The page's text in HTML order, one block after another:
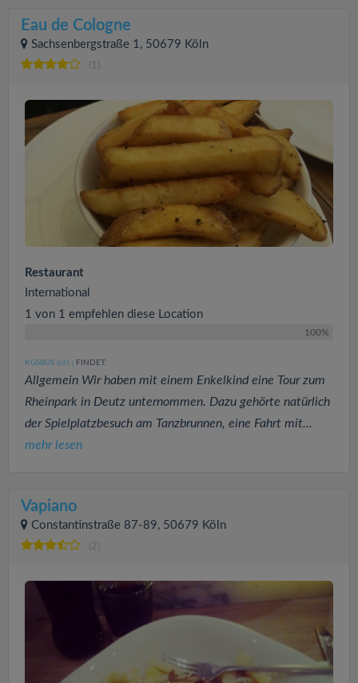
Eau de Cologne
Sachsenbergstraße 1, 50679 Köln
Restaurant
International
1 von 1 empfehlen diese Location
100%
KGSBUS (691 ) FINDET:
Allgemein Wir haben mit einem Enkelkind eine Tour zum
Rheinpark in Deutz unternommen. Dazu gehörte natürlich
der Spielplatzbesuch am Tanzbrunnen, eine Fahrt mit...
mehr lesen
Vapiano
Constantinstraße 87-89, 50679 Köln
(2)